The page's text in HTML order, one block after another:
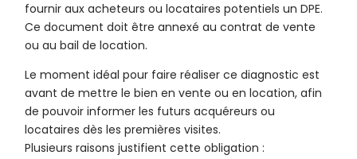
fournir aux acheteurs ou locataires potentiels un DPE.
Ce document doit être annexé au contrat de vente
ou au bail de location.
Le moment idéal pour faire réaliser ce diagnostic est
avant de mettre le bien en vente ou en location, afin
de pouvoir informer les futurs acquéreurs ou
locataires dès les premières visites.
Plusieurs raisons justifient cette obligation :